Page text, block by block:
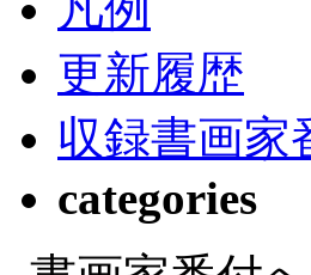
更新履歴
収録書画家
categories